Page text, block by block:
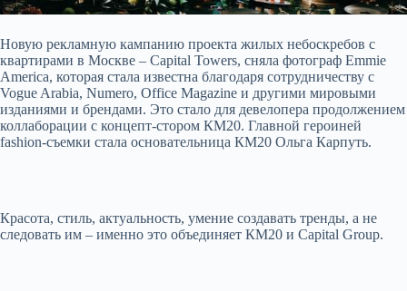
Новую рекламную кампанию проекта жилых небоскребов с
квартирами в Москве – Capital Towers, сняла фотограф Emmie
America, которая стала известна благодаря сотрудничеству с
Vogue Arabia, Numero, Office Magazine и другими мировыми
изданиями и брендами. Это стало для девелопера продолжением
коллаборации с концепт-стором КМ20. Главной героиней
fashion-съемки стала основательница КМ20 Ольга Карпуть.
Красота, стиль, актуальность, умение создавать тренды, а не
следовать им – именно это объединяет КМ20 и Capital Group.